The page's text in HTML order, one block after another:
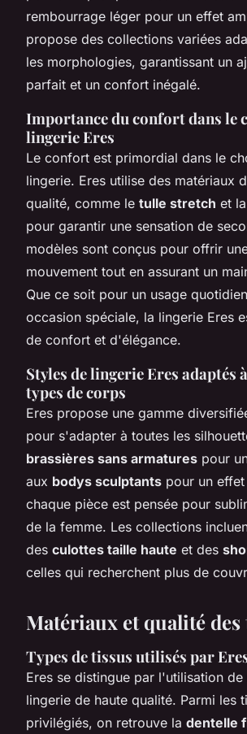
rembourrage léger pour un effet
propose des collections variées
les morphologies, garantissant un
parfait et un confort inégalé.
Importance du confort dans le
lingerie Eres
Le confort est primordial dans le
lingerie. Eres utilise des matériaux
qualité, comme le tulle stretch et la
pour garantir une sensation de
modèles sont conçus pour offrir
mouvement tout en assurant un
Que ce soit pour un usage
occasion spéciale, la lingerie Eres
de confort et d'élégance.
Styles de lingerie Eres adaptés
types de corps
Eres propose une gamme
pour s'adapter à toutes les
brassières sans armatures pour
aux bodys sculptants pour un
chaque pièce est pensée pour
de la femme. Les collections
des culottes taille haute et des
celles qui recherchent plus de
Matériaux et qualité des
Types de tissus utilisés par
Eres se distingue par l'utilisation
lingerie de haute qualité. Parmi les
privilégiés, on retrouve la dentelle